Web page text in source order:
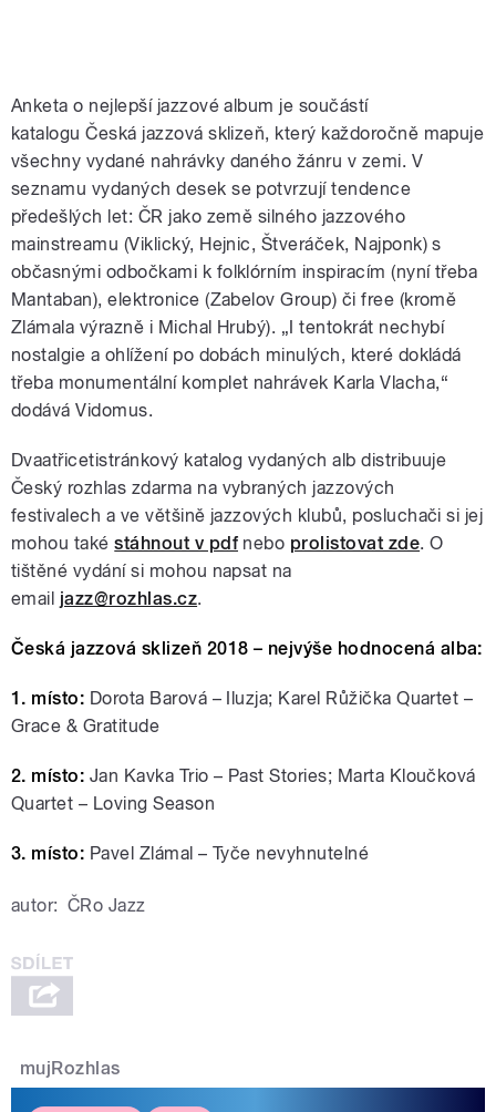
Anketa o nejlepší jazzové album je součástí
katalogu Česká jazzová sklizeň, který každoročně mapuje
všechny vydané nahrávky daného žánru v zemi. V
seznamu vydaných desek se potvrzují tendence
předešlých let: ČR jako země silného jazzového
mainstreamu (Viklický, Hejnic, Štveráček, Najponk) s
občasnými odbočkami k folklórním inspiracím (nyní třeba
Mantaban), elektronice (Zabelov Group) či free (kromě
Zlámala výrazně i Michal Hrubý). „I tentokrát nechybí
nostalgie a ohlížení po dobách minulých, které dokládá
třeba monumentální komplet nahrávek Karla Vlacha,“
dodává Vidomus.
Dvaatřicetistránkový katalog vydaných alb distribuuje
Český rozhlas zdarma na vybraných jazzových
festivalech a ve většině jazzových klubů, posluchači si jej
mohou takéstáhnout v pdf nebo prolistovat zde. O
tištěné vydání si mohou napsat na
email jazz@rozhlas.cz.
Česká jazzová sklizeň 2018 – nejvýše hodnocená alba:
1. místo: Dorota Barová – Iluzja; Karel Růžička Quartet –
Grace & Gratitude
2. místo: Jan Kavka Trio – Past Stories; Marta Kloučková
Quartet – Loving Season
3. místo: Pavel Zlámal – Tyče nevyhnutelné
autor: ČRo Jazz
mujRozhlas